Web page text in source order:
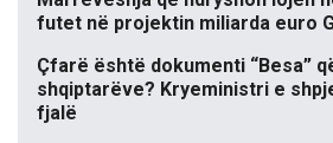
futet në projektin miliarda euro
Çfarë është dokumenti “Besa”
shqiptarëve? Kryeministri e
fjalë